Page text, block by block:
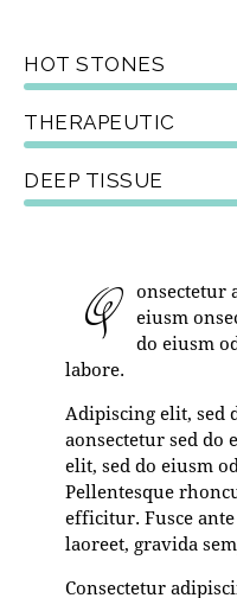
HOT STONES
THERAPEUTIC
DEEP TISSUE
Q
onsectetur
eiusm
do eiusm
labore.
Adipiscing elit, sed
aonsectetur sed do
elit, sed do eiusm
Pellentesque
efficitur. Fusce
laoreet, gravida
Consectetur